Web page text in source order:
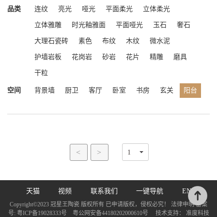
品类 连纹 亮光 哑光 平面柔光 立体柔光
立体雅雕 时光釉雅面 平面哑光 玉石 奢石
大理石瓷砖 素色 布纹 木纹 微水泥
护墙岩板 花岗岩 砂岩 花片 精雕 磨具
干粒
空间 背景墙 厨卫 客厅 卧室 书房 玄关 阳台
< >
天猫 视频 联系我们 一键导航 EN
Copyright©2023 冠星王陶瓷 版权所有 已申请版权，侵权必究！ 法律申明 备案
号:粤ICP备19028333号 粤公网安备44180202000610号 技术支持： 准度科技